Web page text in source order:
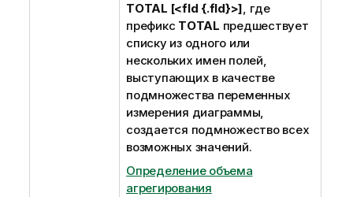
TOTAL [<fld {.fld}>], где
префикс TOTAL предшествует
списку из одного или
нескольких имен полей,
выступающих в качестве
подмножества переменных
измерения диаграммы,
создается подмножество всех
возможных значений.
Определение объема
агрегирования